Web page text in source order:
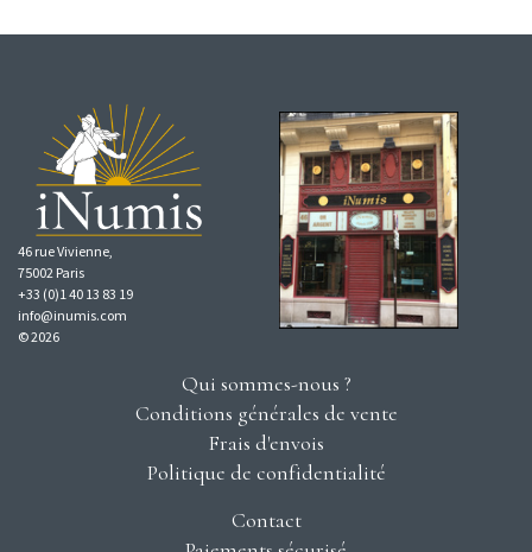
46 rue Vivienne,
75002 Paris
+33 (0)1 40 13 83 19
info@inumis.com
© 2026
Qui sommes-nous ?
Conditions générales de vente
Frais d'envois
Politique de confidentialité
Contact